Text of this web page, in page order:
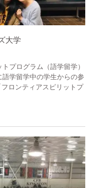
大学
プログラム（語学留学）
学留学中の学生からの参
ロンティアスピリットプ